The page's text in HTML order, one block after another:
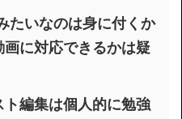
たいなのは身に付くか
に対応できるかは疑
ト編集は個人的に勉強